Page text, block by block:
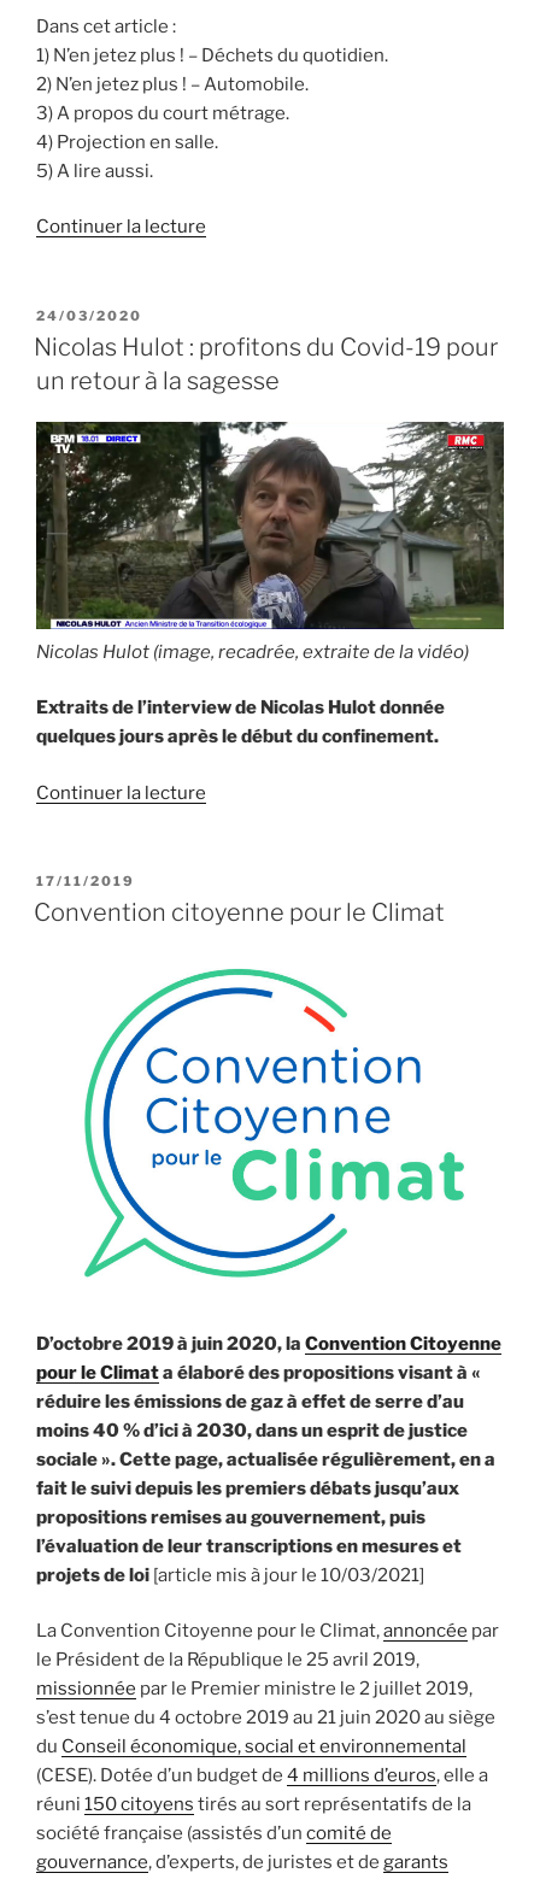
Dans cet article :
1) N’en jetez plus ! – Déchets du quotidien.
2) N’en jetez plus ! – Automobile.
3) A propos du court métrage.
4) Projection en salle.
5) A lire aussi.
Continuer la lecture
« N’en
plus
! » »
PUBLIÉ
LE
24/03/2020
Nicolas Hulot : profitons du Covid-19 pour
un retour à la sagesse
Nicolas Hulot (image, recadrée, extraite de la vidéo)
Extraits de l’interview de Nicolas Hulot donnée
quelques jours après le début du confinement.
Continuer la lecture
profitons
Covid-
19
un
retour
à
la
sagesse »
PUBLIÉ
LE
17/11/2019
Convention citoyenne pour le Climat
D’octobre 2019 à juin 2020, la Convention Citoyenne
pour le Climata élaboré des propositions visant à «
réduire les émissions de gaz à effet de serre d’au
moins 40 % d’ici à 2030, dans un esprit de justice
sociale ». Cette page, actualisée régulièrement, en a
fait le suivi depuis les premiers débats jusqu’aux
propositions remises au gouvernement, puis
l’évaluation de leur transcriptions en mesures et
projets de loi [article mis à jour le 10/03/2021]
La Convention Citoyenne pour le Climat,annoncée par
le Président de la République le 25 avril 2019,
missionnée par le Premier ministre le 2 juillet 2019,
s’est tenue du 4 octobre 2019 au 21 juin 2020 au siège
du Conseil économique, social et environnemental
(CESE). Dotée d’un budget de 4 millions d’euros, elle a
réuni 150 citoyens tirés au sort représentatifs de la
société française (assistés d’un comité de
gouvernance, d’experts, de juristes et de garants